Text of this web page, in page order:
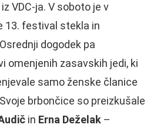
VDC-ja. V soboto je v
13. festival stekla in
dogodek pa
omenjenih zasavskih jedi, ki
samo ženske članice
brbončice so preizkušale
in Erna Deželak –